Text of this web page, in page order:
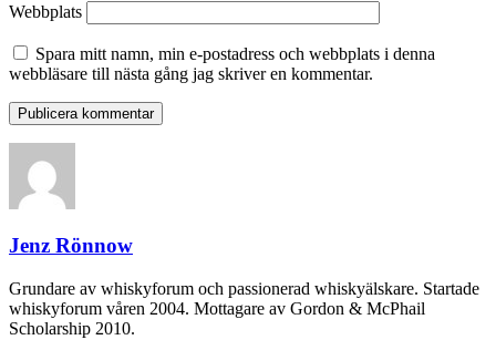
Webbplats
Spara mitt namn, min e-postadress och webbplats i denna
webbläsare till nästa gång jag skriver en kommentar.
Jenz Rönnow
Grundare av whiskyforum och passionerad whiskyälskare. Startade
whiskyforum våren 2004. Mottagare av Gordon & McPhail
Scholarship 2010.